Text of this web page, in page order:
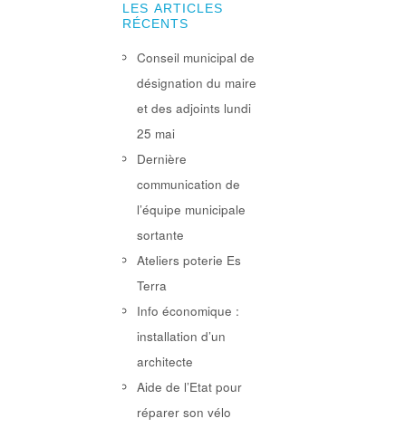
LES ARTICLES
RÉCENTS
Conseil municipal de
désignation du maire
et des adjoints lundi
25 mai
Dernière
communication de
l’équipe municipale
sortante
Ateliers poterie Es
Terra
Info économique :
installation d’un
architecte
Aide de l’Etat pour
réparer son vélo